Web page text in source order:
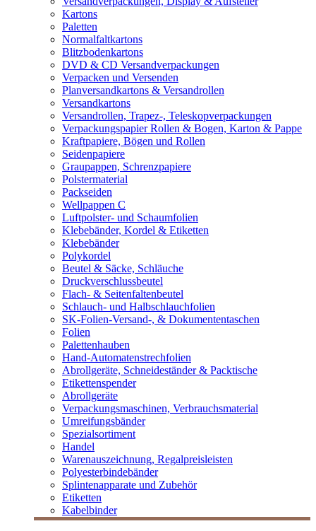
Kartons
Paletten
Normalfaltkartons
Blitzbodenkartons
DVD & CD Versandverpackungen
Verpacken und Versenden
Planversandkartons & Versandrollen
Versandkartons
Versandrollen, Trapez-, Teleskopverpackungen
Verpackungspapier Rollen & Bogen, Karton & Pappe
Kraftpapiere, Bögen und Rollen
Seidenpapiere
Graupappen, Schrenzpapiere
Polstermaterial
Packseiden
Wellpappen C
Luftpolster- und Schaumfolien
Klebebänder, Kordel & Etiketten
Klebebänder
Polykordel
Beutel & Säcke, Schläuche
Druckverschlussbeutel
Flach- & Seitenfaltenbeutel
Schlauch- und Halbschlauchfolien
SK-Folien-Versand-, & Dokumententaschen
Folien
Palettenhauben
Hand-Automatenstrechfolien
Abrollgeräte, Schneideständer & Packtische
Etikettenspender
Abrollgeräte
Verpackungsmaschinen, Verbrauchsmaterial
Umreifungsbänder
Spezialsortiment
Handel
Warenauszeichnung, Regalpreisleisten
Polyesterbindebänder
Splintenapparate und Zubehör
Etiketten
Kabelbinder